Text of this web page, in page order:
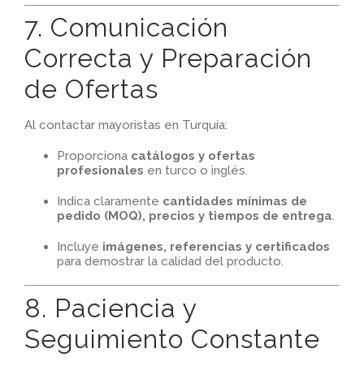
7. Comunicación
Correcta y Preparación
de Ofertas
Al contactar mayoristas en Turquía:
Proporciona catálogos y ofertas
profesionales en turco o inglés.
Indica claramente cantidades mínimas de
pedido (MOQ), precios y tiempos de entrega.
Incluye imágenes, referencias y certificados
para demostrar la calidad del producto.
8. Paciencia y
Seguimiento Constante